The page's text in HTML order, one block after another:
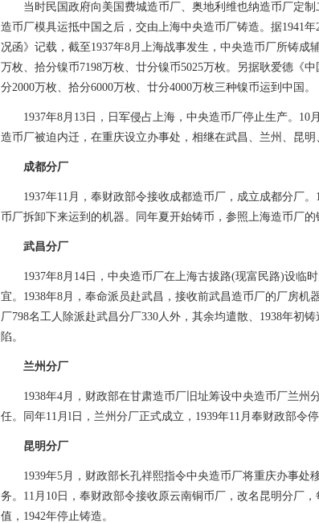
当时民国政府向美国费城造币厂、奥地利维也纳造币厂定
造币厂模具运抵中国之后，交由上海中央造币厂铸造。据1941
况函》记载，截至1937年8月上海战事发生，中央造币厂所铸成
万枚、拾分镍币7198万枚、廿分镍币5025万枚。另据耿爱德《
分2000万枚、拾分6000万枚、廿分4000万枚三种镍币运到中国。
1937年8月13日，日军侵占上海，中央造币厂停止生产。
造币厂被迫内迁，在重庆设立办事处，相继在武昌、兰州、昆明
成都分厂
1937年11月，奉财政部令接收成都造币厂，成立成都分厂
币厂拆卸下来运到的机器。同年夏开始铸币，参照上海造币厂的
武昌分厂
1937年8月14日，中央造币厂在上海古拔路(现富民路)设临
宜。1938年8月，奉命派员赴武昌，接收前武昌造币厂的厂房机
厂798名工人除派赴武昌分厂330人外，其余均遣散、1938年初
陷。
兰州分厂
1938年4月，财政部在甘肃造币厂旧址筹设中央造币厂兰州
任。同年11月l日，兰州分厂正式成立，1939年11月奉财政部令停
昆明分厂
1939年5月，财政部长孔祥熙指令中央造币厂将重庆办事
务。11月10日，奉财政部令接收原云南铜币厂，改名昆明分厂
值，1942年停止铸造。